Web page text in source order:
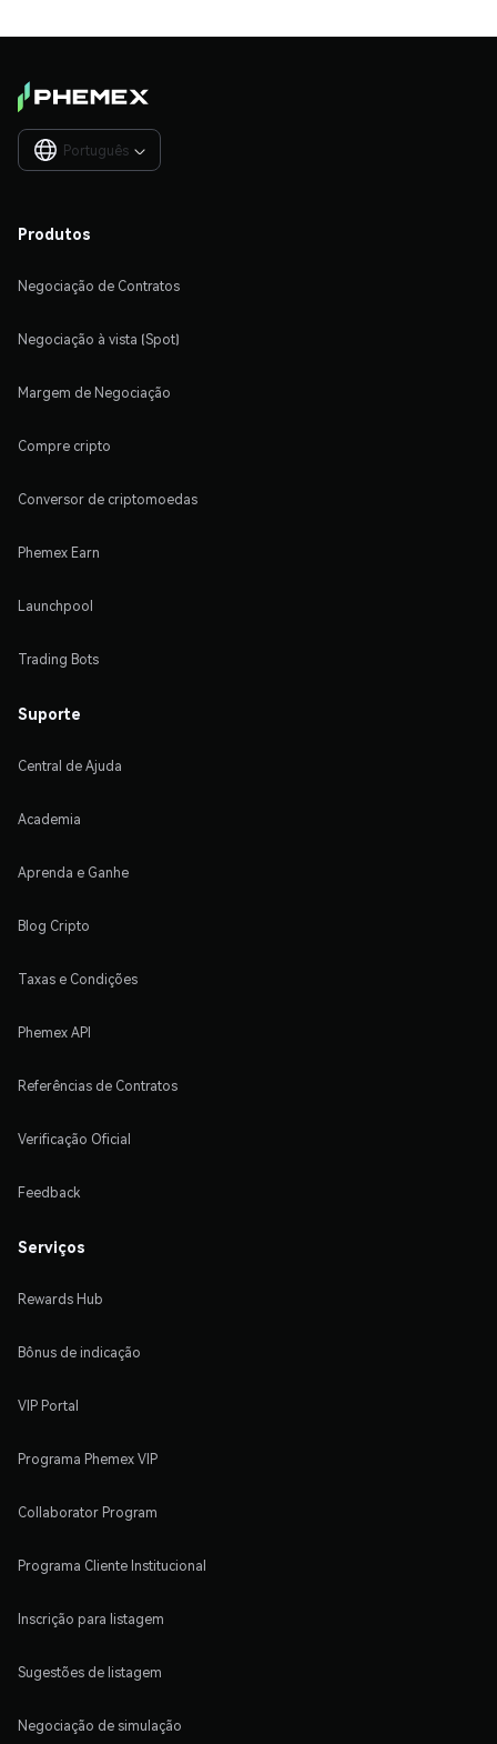
Português 
Produtos
Negociação de Contratos
Negociação à vista (Spot)
Margem de Negociação
Compre cripto
Conversor de criptomoedas
Phemex Earn
Launchpool
Trading Bots
Suporte
Central de Ajuda
Academia
Aprenda e Ganhe
Blog Cripto
Taxas e Condições
Phemex API
Referências de Contratos
Verificação Oficial
Feedback
Serviços
Rewards Hub
Bônus de indicação
VIP Portal
Programa Phemex VIP
Collaborator Program
Programa Cliente Institucional
Inscrição para listagem
Sugestões de listagem
Negociação de simulação